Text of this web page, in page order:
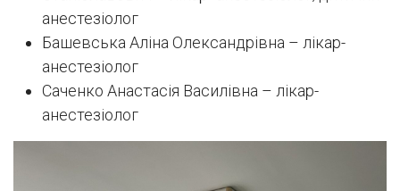
анестезіолог
Башевська Аліна Олександрівна – лікар-
анестезіолог
Саченко Анастасія Василівна – лікар-
анестезіолог